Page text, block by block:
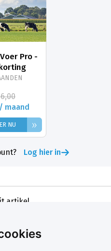
Pro -
maand
NU »
Log hier in
artikel